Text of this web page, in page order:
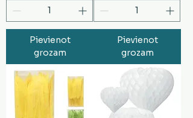
Pievienot
grozam
Pievienot
grozam